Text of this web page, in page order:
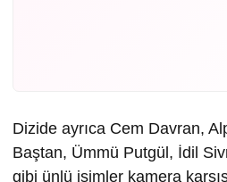
Dizide ayrıca Cem Davran,
Baştan, Ümmü Putgül, İdil
gibi ünlü isimler kamera